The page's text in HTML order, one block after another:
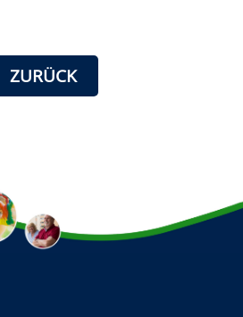
ZURÜCK